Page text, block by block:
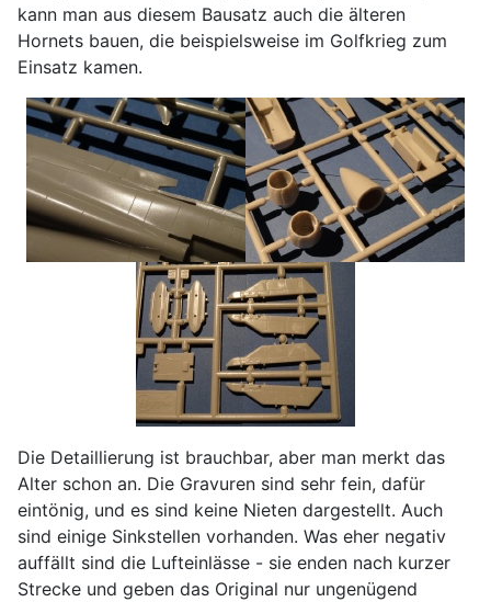
kann man aus diesem Bausatz auch die älteren
Hornets bauen, die beispielsweise im Golfkrieg zum
Einsatz kamen.
Die Detaillierung ist brauchbar, aber man merkt das
Alter schon an. Die Gravuren sind sehr fein, dafür
eintönig, und es sind keine Nieten dargestellt. Auch
sind einige Sinkstellen vorhanden. Was eher negativ
auffällt sind die Lufteinlässe - sie enden nach kurzer
Strecke und geben das Original nur ungenügend